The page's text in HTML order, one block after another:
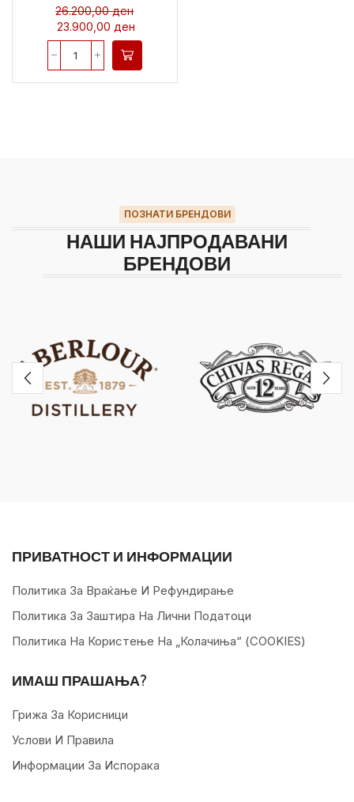
26.200,00ден
23.900,00 ден
ПОЗНАТИ БРЕНДОВИ
НАШИ НАЈПРОДАВАНИ
БРЕНДОВИ
ПРИВАТНОСТ И ИНФОРМАЦИИ
Политика За Враќање И Рефундирање
Политика За Заштира На Лични Податоци
Политика На Користење На „колачиња“ (COOKIES)
ИМАШ ПРАШАЊА?
Грижа За Корисници
Услови И Правила
Информации За Испорака